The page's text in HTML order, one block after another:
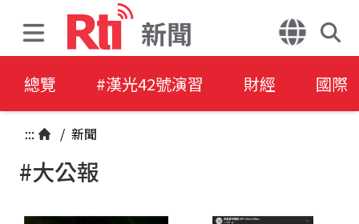
新聞
總覽 #漢光42號演習 財經 國際
::: / 新聞
#大公報